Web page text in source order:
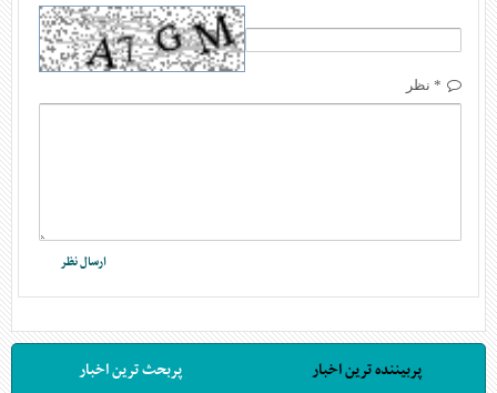
* نظر
پربیننده ترین اخبار پربحث ترین اخبار